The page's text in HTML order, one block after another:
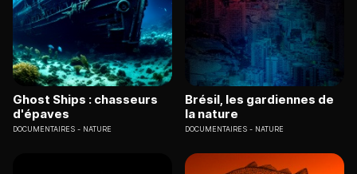
Ghost Ships : chasseurs
d'épaves
DOCUMENTAIRES NATURE
Brésil, les gardiennes de
la nature
DOCUMENTAIRES NATURE